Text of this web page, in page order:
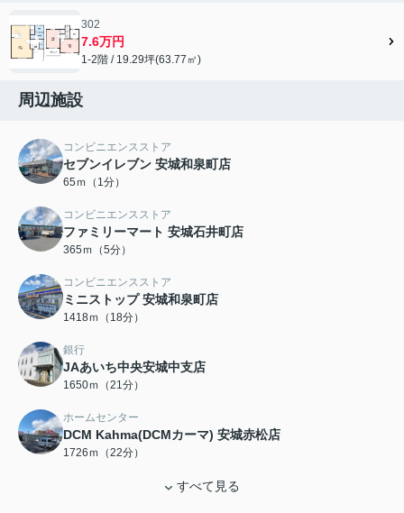
302
7.6万円
1-2階 / 19.29坪(63.77㎡)
周辺施設
コンビニエンスストア
セブンイレブン 安城和泉町店
65ｍ（1分）
コンビニエンスストア
ファミリーマート 安城石井町店
365ｍ（5分）
コンビニエンスストア
ミニストップ 安城和泉町店
1418ｍ（18分）
銀行
JAあいち中央安城中支店
1650ｍ（21分）
ホームセンター
DCM Kahma(DCMカーマ) 安城赤松店
1726ｍ（22分）
すべて見る